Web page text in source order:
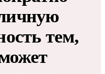
тем,